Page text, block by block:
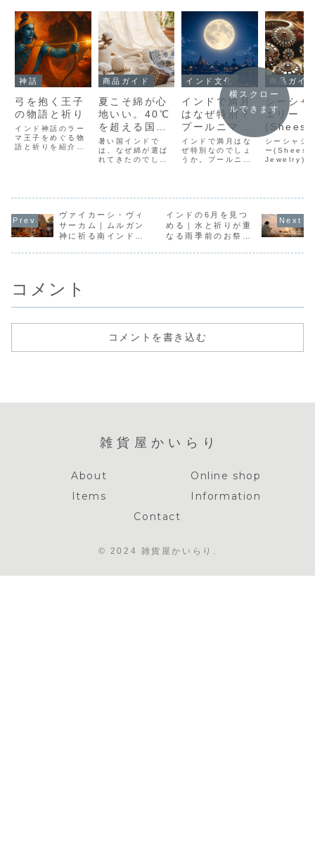
神話
弓を抱く王子
の物語と祈り
インド神話のラー
マ王子をめぐる物
語と祈りを紹介。
商品ガイド
夏こそ綿が心
地いい。40℃
を超える国イ
ンドから学ぶ
布の知恵
暑い国インドで
は、なぜ綿が選ば
れてきたのでしょ
ントがコットンに
多い理由もあわせ
てご紹介します。
インド文化
インドで満月
はなぜ特別？
プールニマー
に込められた
祈りと月の話
インドで満月はな
ぜ特別なのでしょ
うか。プールニマ
ム教で異なる月の
受け止め方をやさ
しく紹介します。
商品ガイ
シーシャ
エリー
さな鏡が
なすイン
シーシャジ
ー
Jewelry)は
び方を徹底
伝統と現代
を楽しんで
横スクロー
ルできます
ヴァイカーシ・ヴィ
サーカム｜ムルガン
神に祈る南インドの
インドの6月を見つ
める｜水と祈りが重
なる雨季前のお祭り
コメント
コメントを書き込む
雑貨屋かいらり
About
Online shop
Items
Information
Contact
© 2024 雑貨屋かいらり.